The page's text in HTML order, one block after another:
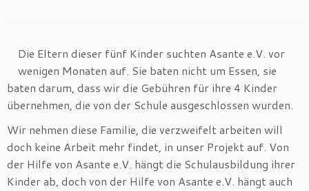
Die Eltern dieser fünf Kinder suchten Asante e.V. vor
wenigen Monaten auf. Sie baten nicht um Essen, sie
baten darum, dass wir die Gebühren für ihre 4 Kinder
übernehmen, die von der Schule ausgeschlossen wurden.
Wir nehmen diese Familie, die verzweifelt arbeiten will
doch keine Arbeit mehr findet, in unser Projekt auf. Von
der Hilfe von Asante e.V. hängt die Schulausbildung ihrer
Kinder ab, doch von der Hilfe von Asante e.V. hängt auch